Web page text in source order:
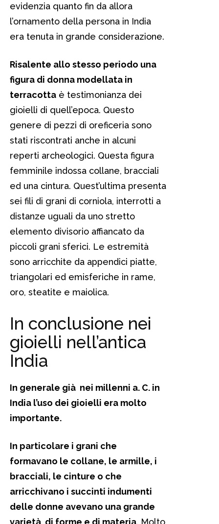
evidenzia quanto fin da allora
l’ornamento della persona in India
era tenuta in grande considerazione.
Risalente allo stesso periodo una
figura di donna modellata in
terracotta è testimonianza dei
gioielli di quell’epoca. Questo
genere di pezzi di oreficeria sono
stati riscontrati anche in alcuni
reperti archeologici. Questa figura
femminile indossa collane, bracciali
ed una cintura. Quest’ultima presenta
sei fili di grani di corniola, interrotti a
distanze uguali da uno stretto
elemento divisorio affiancato da
piccoli grani sferici. Le estremità
sono arricchite da appendici piatte,
triangolari ed emisferiche in rame,
oro, steatite e maiolica.
In conclusione nei
gioielli nell’antica
India
In generale già nei millenni a. C. in
India l’uso dei gioielli era molto
importante.
In particolare i grani che
formavano le collane, le armille, i
bracciali, le cinture o che
arricchivano i succinti indumenti
delle donne avevano una grande
varietà di forme e di materia. Molto